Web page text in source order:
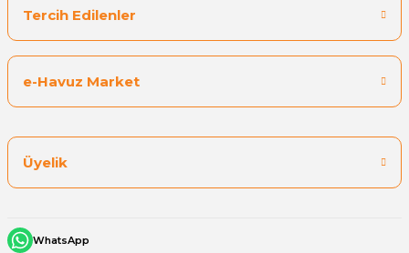
Tercih Edilenler
e-Havuz Market
Üyelik
WhatsApp